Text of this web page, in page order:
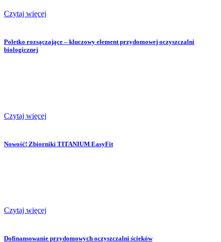
Czytaj więcej
Poletko rozsączające – kluczowy element przydomowej oczyszczalni
biologicznej
Czytaj więcej
Nowość! Zbiorniki TITANIUM EasyFit
Czytaj więcej
Dofinansowanie przydomowych oczyszczalni ścieków